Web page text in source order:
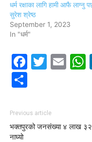
धर्म रक्षाका लागि हामी आफै लाग्नु
सुरेश श्रेष्ठ
September 1, 2023
In "धर्म"
Previous article
भक्तपुरको जनसंख्या ४ लाख
नाघ्यो